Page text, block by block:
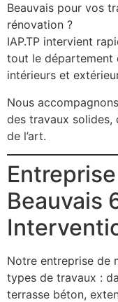
Beauvais pour vos
rénovation ?
IAP.TP intervient
tout le département
intérieurs et
Nous
des travaux solides,
de l’art.
Beauvais
Notre entreprise de
types de travaux :
terrasse béton,